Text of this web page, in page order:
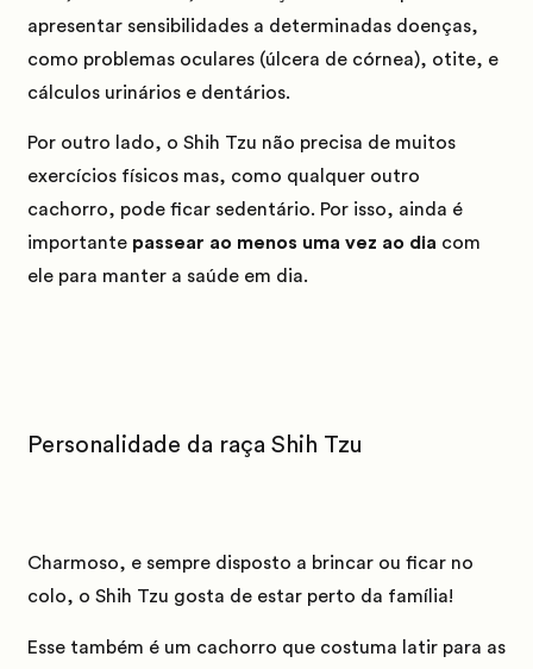
apresentar sensibilidades a determinadas doenças,
como problemas oculares (úlcera de córnea), otite, e
cálculos urinários e dentários.
Por outro lado, o Shih Tzu não precisa de muitos
exercícios físicos mas, como qualquer outro
cachorro, pode ficar sedentário. Por isso, ainda é
importante passear ao menos uma vez ao dia com
ele para manter a saúde em dia.
Personalidade da raça Shih Tzu
Charmoso, e sempre disposto a brincar ou ficar no
colo, o Shih Tzu gosta de estar perto da família!
Esse também é um cachorro que costuma latir para as